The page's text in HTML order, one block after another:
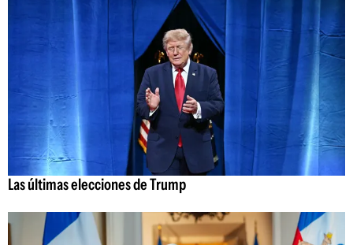
Las últimas elecciones de Trump